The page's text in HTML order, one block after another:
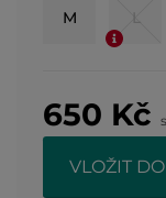
M
650 Kč
VLOŽIT